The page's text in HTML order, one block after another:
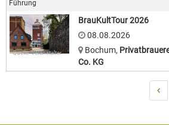
Führung
Quelle: Veranstalter
BrauKultTour 2026
08.08.2026
Bochum,
Co. KG